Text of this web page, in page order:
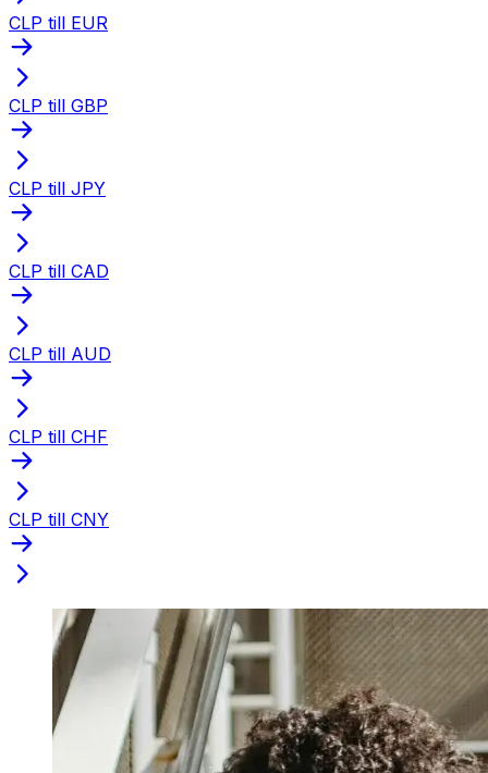
CLP till EUR
CLP till GBP
CLP till JPY
CLP till CAD
CLP till AUD
CLP till CHF
CLP till CNY